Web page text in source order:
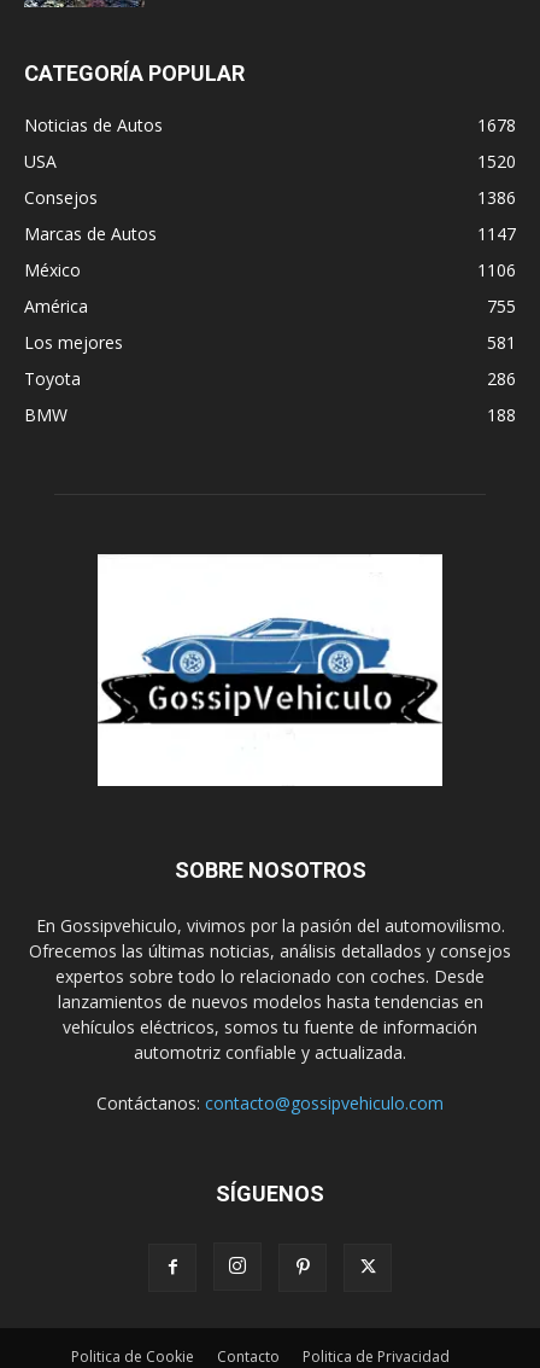
CATEGORÍA POPULAR
Noticias de Autos
1678
USA
1520
Consejos
1386
Marcas de Autos
1147
México
1106
América
755
Los mejores
581
Toyota
286
BMW
188
SOBRE NOSOTROS
En Gossipvehiculo, vivimos por la pasión del automovilismo.
Ofrecemos las últimas noticias, análisis detallados y consejos
expertos sobre todo lo relacionado con coches. Desde
lanzamientos de nuevos modelos hasta tendencias en
vehículos eléctricos, somos tu fuente de información
automotriz confiable y actualizada.
Contáctanos: contacto@gossipvehiculo.com
SÍGUENOS
Politica de Cookie Contacto Politica de Privacidad